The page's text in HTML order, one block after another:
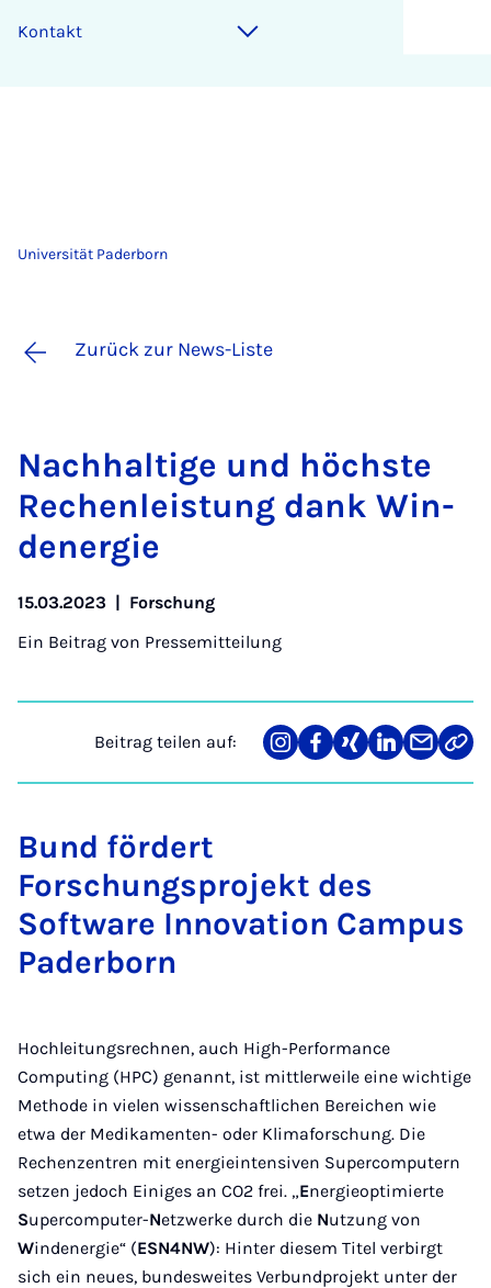
Kontakt
Universität Paderborn
Zurück zur News-Liste
Nach­hal­ti­ge und höchs­te
Re­chen­leis­tung dank Win­
d­ener­gie
15.03.2023 | Forschung
Ein Beitrag von Pressemitteilung
Beitrag teilen auf:
Teilen
auf
Teilen
auf
Teilen
auf
Teilen
auf
Teilen
über
Link
Bund fördert
Forschungsprojekt des
Software Innovation Campus
Paderborn
Hochleitungsrechnen, auch High-Performance
Computing (HPC) genannt, ist mittlerweile eine wichtige
Methode in vielen wissenschaftlichen Bereichen wie
etwa der Medikamenten- oder Klimaforschung. Die
Rechenzentren mit energieintensiven Supercomputern
setzen jedoch Einiges an CO2 frei. „Energieoptimierte
Supercomputer-Netzwerke durch die Nutzung von
Windenergie“ (ESN4NW): Hinter diesem Titel verbirgt
sich ein neues, bundesweites Verbundprojekt unter der